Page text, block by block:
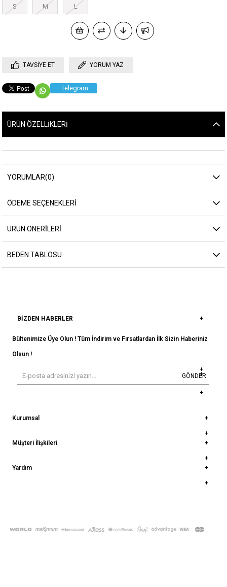
S M L
TAVSIYE ET YORUM YAZ
Telegram
ÜRÜN ÖZELLIKLERI
YORUMLAR(0)
ÖDEME SEÇENEKLERI
ÜRÜN ÖNERILERI
BEDEN TABLOSU
BIZDEN HABERLER
Bültenimize Üye Olun ! Tüm İndirim ve Fırsatlardan İlk Sizin Haberiniz
Olsun !
GÖNDER
Kurumsal
Müşteri İlişkileri
Yardım